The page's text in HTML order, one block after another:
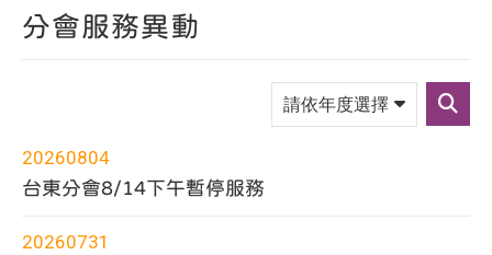
分會服務異動
依
年
送
20260804
台東分會8/14下午暫停服務
20260731